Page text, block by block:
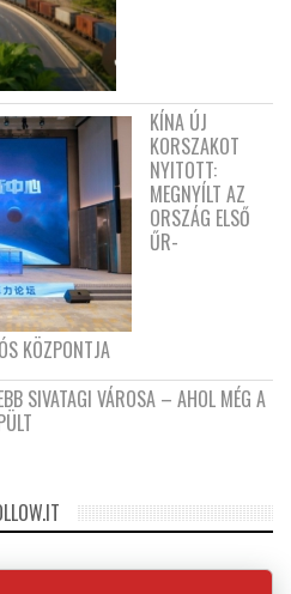
KÍNA ÚJ
KORSZAKOT
NYITOTT:
MEGNYÍLT AZ
ORSZÁG ELSŐ
ŰR-
KÖZPONTJA
SIVATAGI VÁROSA – AHOL MÉG A